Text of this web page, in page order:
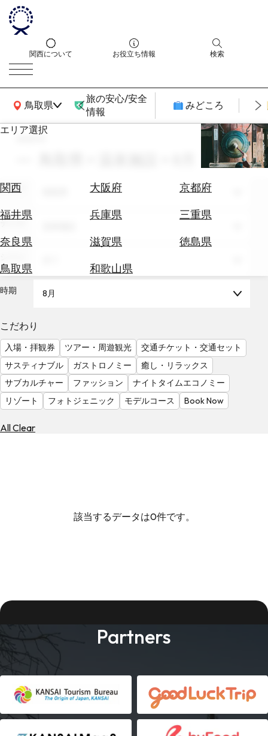
関西について お役立ち情報 検索
鳥取県
関西広域MAP
旅の安心/安全
情報
みどころ
エリア選択
関西 大阪府
京都府
福井県
兵庫県
三重県
奈良県
滋賀県
徳島県
鳥取県
和歌山県
エ
券
テ
を
調
べ
る
天
気
を
見
る
search
エリア
テーマ
時期 8月
こだわり
入場・拝観券 ツアー・周遊観光
交通チケット・交通セット
サスティナブル
ガストロノミー
癒し・リラックス
サブカルチャー
ファッション
ナイトタイムエコノミー
リゾート
フォトジェニック モデルコース Book Now
All Clear
該当するデータは0件です。
Partners